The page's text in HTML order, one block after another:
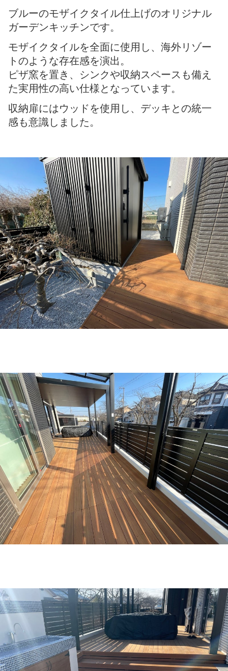
ブルーのモザイクタイル仕上げのオリジナル
ガーデンキッチンです。
モザイクタイルを全面に使用し、海外リゾー
トのような存在感を演出。
ピザ窯を置き、シンクや収納スペースも備え
た実用性の高い仕様となっています。
収納扉にはウッドを使用し、デッキとの統一
感も意識しました。